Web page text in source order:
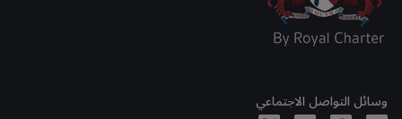
وسائل التواصل الاجتماعي